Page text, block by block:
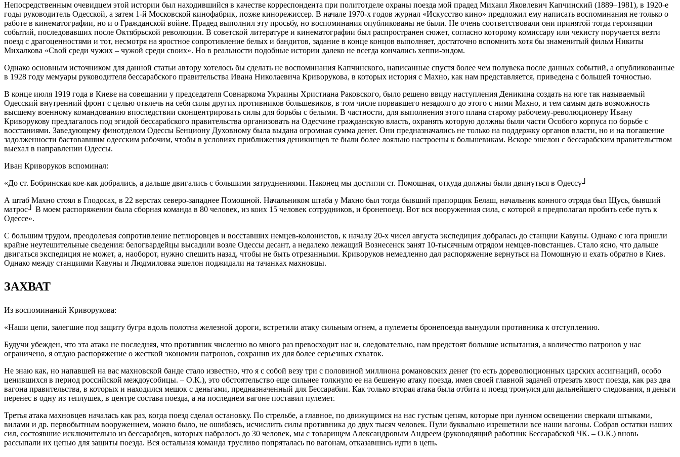
Непосредственным очевидцем этой истории был находившийся в качестве корреспондента при политотделе охраны поезда мой прадед Михаил Яковлевич Капчинский (1889–1981), в 1920-е
годы руководитель Одесской, а затем 1-й Московской кинофабрик, позже кинорежиссер. В начале 1970-х годов журнал «Искусство кино» предложил ему написать воспоминания не только о
работе в кинематографии, но и о Гражданской войне. Прадед выполнил эту просьбу, но воспоминания опубликованы не были. Не очень соответствовали они принятой тогда героизации
событий, последовавших после Октябрьской революции. В советской литературе и кинематографии был распространен сюжет, согласно которому комиссару или чекисту поручается везти
поезд с драгоценностями и тот, несмотря на яростное сопротивление белых и бандитов, задание в конце концов выполняет, достаточно вспомнить хотя бы знаменитый фильм Никиты
Михалкова «Свой среди чужих – чужой среди своих». Но в реальности подобные истории далеко не всегда кончались хеппи-эндом.
Однако основным источником для данной статьи автору хотелось бы сделать не воспоминания Капчинского, написанные спустя более чем полувека после данных событий, а опубликованные
в 1928 году мемуары руководителя бессарабского правительства Ивана Николаевича Криворукова, в которых история с Махно, как нам представляется, приведена с большей точностью.
В конце июля 1919 года в Киеве на совещании у председателя Совнаркома Украины Христиана Раковского, было решено ввиду наступления Деникина создать на юге так называемый
Одесский внутренний фронт с целью отвлечь на себя силы других противников большевиков, в том числе порвавшего незадолго до этого с ними Махно, и тем самым дать возможность
высшему военному командованию впоследствии сконцентрировать силы для борьбы с белыми. В частности, для выполнения этого плана старому рабочему-революционеру Ивану
Криворукову предлагалось под эгидой бессарабского правительства организовать на Одесчине гражданскую власть, охранять которую должны были части Особого корпуса по борьбе с
восстаниями. Заведующему финотделом Одессы Бенциону Духовному была выдана огромная сумма денег. Они предназначались не только на поддержку органов власти, но и на погашение
задолженности бастовавшим одесским рабочим, чтобы в условиях приближения деникинцев те были более лояльно настроены к большевикам. Вскоре эшелон с бессарабским правительством
выехал в направлении Одессы.
Иван Криворуков вспоминал:
«До ст. Бобринская кое-как добрались, а дальше двигались с большими затруднениями. Наконец мы достигли ст. Помошная, откуда должны были двинуться в Одессу┘
А штаб Махно стоял в Глодосах, в 22 верстах северо-западнее Помошной. Начальником штаба у Махно был тогда бывший прапорщик Белаш, начальник конного отряда был Щусь, бывший
матрос┘ В моем распоряжении была сборная команда в 80 человек, из коих 15 человек сотрудников, и бронепоезд. Вот вся вооруженная сила, с которой я предполагал пробить себе путь к
Одессе».
С большим трудом, преодолевая сопротивление петлюровцев и восставших немцев-колонистов, к началу 20-х чисел августа экспедиция добралась до станции Кавуны. Однако с юга пришли
крайне неутешительные сведения: белогвардейцы высадили возле Одессы десант, а недалеко лежащий Вознесенск занят 10-тысячным отрядом немцев-повстанцев. Стало ясно, что дальше
двигаться экспедиция не может, а, наоборот, нужно спешить назад, чтобы не быть отрезанными. Криворуков немедленно дал распоряжение вернуться на Помошную и ехать обратно в Киев.
Однако между станциями Кавуны и Людмиловка эшелон поджидали на тачанках махновцы.
ЗАХВАТ
Из воспоминаний Криворукова:
«Наши цепи, залегшие под защиту бугра вдоль полотна железной дороги, встретили атаку сильным огнем, а пулеметы бронепоезда вынудили противника к отступлению.
Будучи убежден, что эта атака не последняя, что противник численно во много раз превосходит нас и, следовательно, нам предстоят большие испытания, а количество патронов у нас
ограничено, я отдаю распоряжение о жесткой экономии патронов, сохранив их для более серьезных схваток.
Не знаю как, но напавшей на вас махновской банде стало известно, что я с собой везу три с половиной миллиона романовских денег (то есть дореволюционных царских ассигнаций, особо
ценившихся в период российской междоусобицы. – О.К.), это обстоятельство еще сильнее толкнуло ее на бешеную атаку поезда, имея своей главной задачей отрезать хвост поезда, как раз два
вагона правительства, в которых и находился мешок с деньгами, предназначенный для Бессарабии. Как только вторая атака была отбита и поезд тронулся для дальнейшего следования, я деньги
перенес в одну из теплушек, в центре состава поезда, а на последнем вагоне поставил пулемет.
Третья атака махновцев началась как раз, когда поезд сделал остановку. По стрельбе, а главное, по движущимся на нас густым цепям, которые при лунном освещении сверкали штыками,
вилами и др. первобытным вооружением, можно было, не ошибаясь, исчислить силы противника до двух тысяч человек. Пули буквально изрешетили все наши вагоны. Собрав остатки наших
сил, состоявшие исключительно из бессарабцев, которых набралось до 30 человек, мы с товарищем Александровым Андреем (руководящий работник Бессарабской ЧК. – О.К.) вновь
рассыпали их цепью для защиты поезда. Вся остальная команда трусливо попряталась по вагонам, отказавшись идти в цепь.